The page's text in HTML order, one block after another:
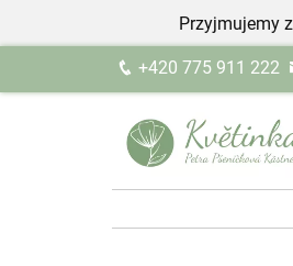
Przyjmujemy
+420 775 911 222